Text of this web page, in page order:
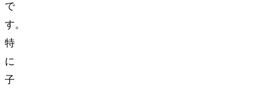
で
す。
特
に
子